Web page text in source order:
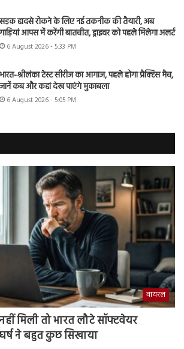
सड़क हादसे रोकने के लिए नई तकनीक की तैयारी, अब
गाड़ियां आपस में करेंगी बातचीत, ड्राइवर को पहले मिलेगा अलर्ट
6 August 2026 - 5:33 PM
भारत-श्रीलंका टेस्ट सीरीज का आगाज, पहले होगा प्रैक्टिस मैच,
जानें कब और कहां देख पाएंगे मुकाबला
6 August 2026 - 5:05 PM
वायरल
मिली तो भारत लौटे सॉफ्टवेयर
ने बहुत कुछ सिखाया